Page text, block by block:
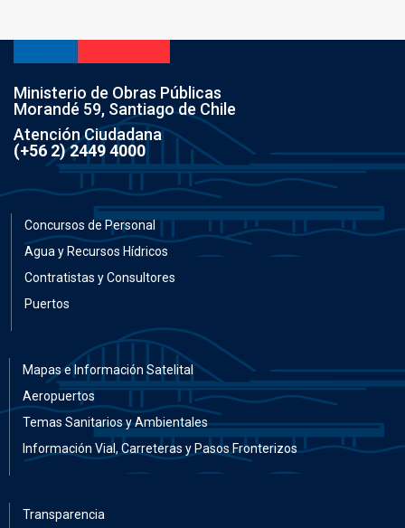
Ministerio de Obras Públicas
Morandé 59, Santiago de Chile
Atención Ciudadana
(+56 2) 2449 4000
Concursos de Personal
Agua y Recursos Hídricos
Contratistas y Consultores
Puertos
Mapas e Información Satelital
Aeropuertos
Temas Sanitarios y Ambientales
Información Vial, Carreteras y Pasos Fronterizos
Transparencia